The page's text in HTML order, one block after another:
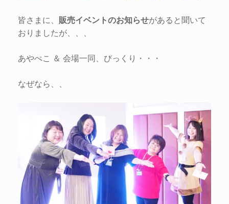
皆さまに、 販売イベントのお知らせがあると聞いて
おりましたが、、、
あやぺこ ＆ 会場一同、びっくり・・・
なぜなら、、